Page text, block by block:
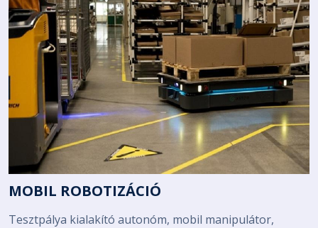
MOBIL ROBOTIZÁCIÓ
Tesztpálya kialakító autonóm, mobil manipulátor,